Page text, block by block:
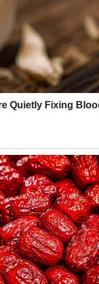
kontakti mogu
popušta i dolazi